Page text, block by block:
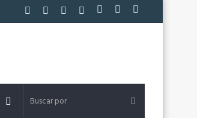
Publicación
Acceso
Instagram
YouTube
Twitter
Facebook
Buscar
Instagram
YouTube